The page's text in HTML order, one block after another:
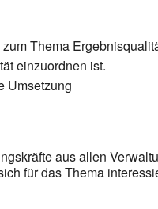
Thema
einzuordnen ist.
Umsetzung
aus allen
für das Thema